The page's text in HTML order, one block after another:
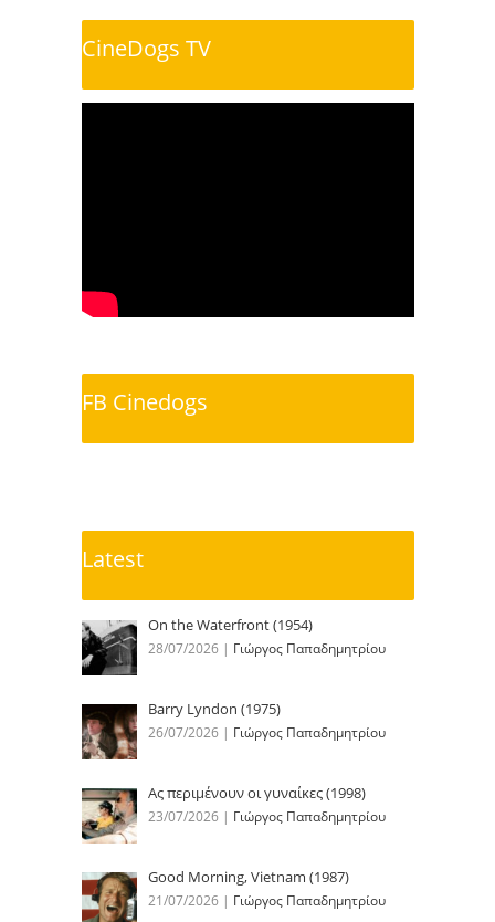
CineDogs TV
FB Cinedogs
Latest
On the Waterfront (1954)
28/07/2026 | Γιώργος Παπαδημητρίου
Barry Lyndon (1975)
26/07/2026 | Γιώργος Παπαδημητρίου
Ας περιμένουν οι γυναίκες (1998)
23/07/2026 | Γιώργος Παπαδημητρίου
Good Morning, Vietnam (1987)
21/07/2026 | Γιώργος Παπαδημητρίου